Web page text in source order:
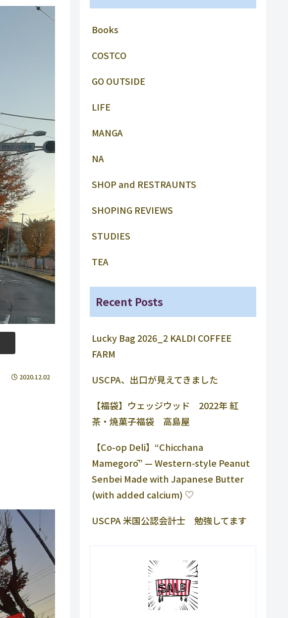
2020.12.02
Books
COSTCO
GO OUTSIDE
LIFE
MANGA
NA
SHOP and RESTRAUNTS
SHOPING REVIEWS
STUDIES
TEA
Recent Posts
Lucky Bag 2026_2 KALDI COFFEE
FARM
USCPA、出口が見えてきました
【福袋】ウェッジウッド 2022年 紅
茶・焼菓子福袋 高島屋
【Co-op Deli】“Chicchana
Mamegorō” — Western‑style Peanut
Senbei Made with Japanese Butter
(with added calcium) ♡
USCPA 米国公認会計士 勉強してます